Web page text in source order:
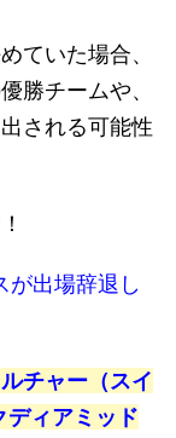
ていた場合、
勝チームや、
される可能性
が出場辞退し
チャー（スイ
ディアミッド